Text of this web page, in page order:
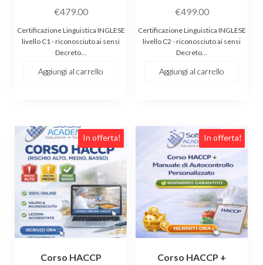
€479.00
Certificazione Linguistica INGLESE
livello C1 - riconosciuto ai sensi
Decreto…
Aggiungi al carrello
€499.00
Certificazione Linguistica INGLESE
livello C2 - riconosciuto ai sensi
Decreto…
Aggiungi al carrello
In offerta!
Corso HACCP
Questo
prodotto
più
varianti.
Le
opzioni
possono
In offerta!
Corso HACCP +